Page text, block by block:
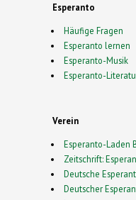
Esperanto
Häufige Fragen
Esperanto lernen
Esperanto-Musik
Esperanto-
Verein
Esperanto-Laden
Zeitschrift:
Deutsche
Deutscher